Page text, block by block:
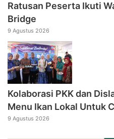
Ratusan Peserta Ikuti
Bridge
9 Agustus 2026
Kolaborasi PKK dan
Menu Ikan Lokal Untuk
9 Agustus 2026